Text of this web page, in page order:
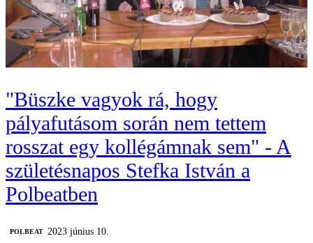
"Büszke vagyok rá, hogy
pályafutásom során nem tettem
rosszat egy kollégámnak sem" - A
születésnapos Stefka István a
Polbeatben
‎POLBEAT 2023 június 10.